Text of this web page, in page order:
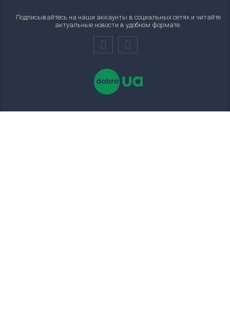
Подписывайтесь на наши аккаунты в социальных сетях и читайте
актуальные новости в удобном формате.